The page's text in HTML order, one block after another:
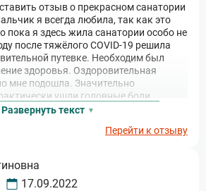
отзыв о прекрасном санатории
я всегда любила, так как это
пока я здесь жила санатории особо не
после тяжёлого COVID-19 решила
путевке. Необходим был
здоровья. Оздоровительная
мне подошла. Значительно
ушли головные боли,
болезни! Спасибо огромное!
Развернуть текст
Перейти к отзыву
17.09.2022